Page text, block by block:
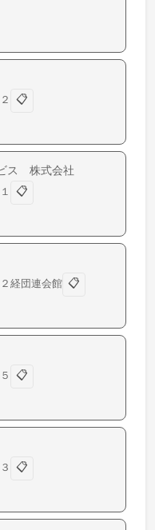
📋
ス 株式会社
📋
経団連会館 📋
📋
📋